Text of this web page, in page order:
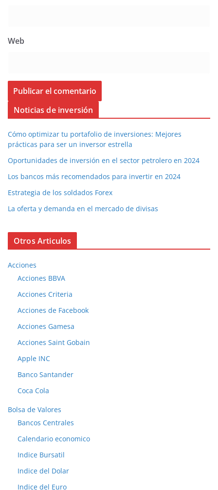
Web
Noticias de inversión
Cómo optimizar tu portafolio de inversiones: Mejores
prácticas para ser un inversor estrella
Oportunidades de inversión en el sector petrolero en 2024
Los bancos más recomendados para invertir en 2024
Estrategia de los soldados Forex
La oferta y demanda en el mercado de divisas
Otros Articulos
Acciones
Acciones BBVA
Acciones Criteria
Acciones de Facebook
Acciones Gamesa
Acciones Saint Gobain
Apple INC
Banco Santander
Coca Cola
Bolsa de Valores
Bancos Centrales
Calendario economico
Indice Bursatil
Indice del Dolar
Indice del Euro